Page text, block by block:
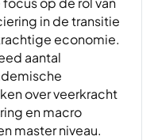
in de transitie
economie.
aantal
over veerkracht
en macro
master niveau.